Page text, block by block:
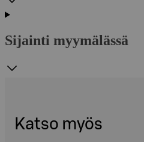
Sijainti myymälässä
Katso myös